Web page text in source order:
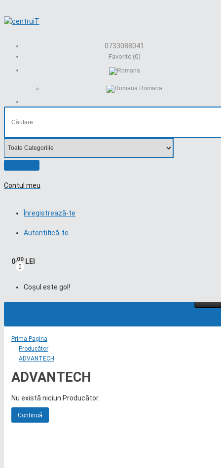
0733088041
Favorite (0)
Romana
Contul meu
Înregistrează-te
Autentifică-te
0
0,00 LEI
Coșul este gol!
Prima Pagina
Producător
ADVANTECH
ADVANTECH
Nu există niciun Producător.
Continuă